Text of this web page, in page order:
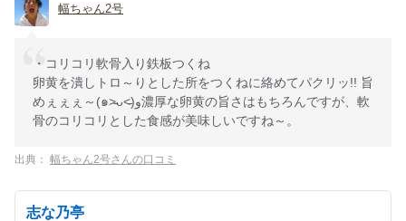
幅ちゃん2号
・コリコリ軟骨入り鉄板つくね
卵黄を潰しトロ～りとした所をつくねに絡めてパクリッ!! 旨
めぇぇぇ～(๑˃̵ᴗ˂̵)و濃厚な卵黄の旨さはもちろんですが、軟
骨のコリコリとした食感が美味しいですね～。
出典： 幅ちゃん2号さんの口コミ
志な乃亭